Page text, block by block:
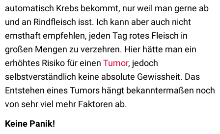
automatisch Krebs bekommt, nur weil man gerne ab
und an Rindfleisch isst. Ich kann aber auch nicht
ernsthaft empfehlen, jeden Tag rotes Fleisch in
großen Mengen zu verzehren. Hier hätte man ein
erhöhtes Risiko für einen Tumor, jedoch
selbstverständlich keine absolute Gewissheit. Das
Entstehen eines Tumors hängt bekanntermaßen noch
von sehr viel mehr Faktoren ab.
Keine Panik!